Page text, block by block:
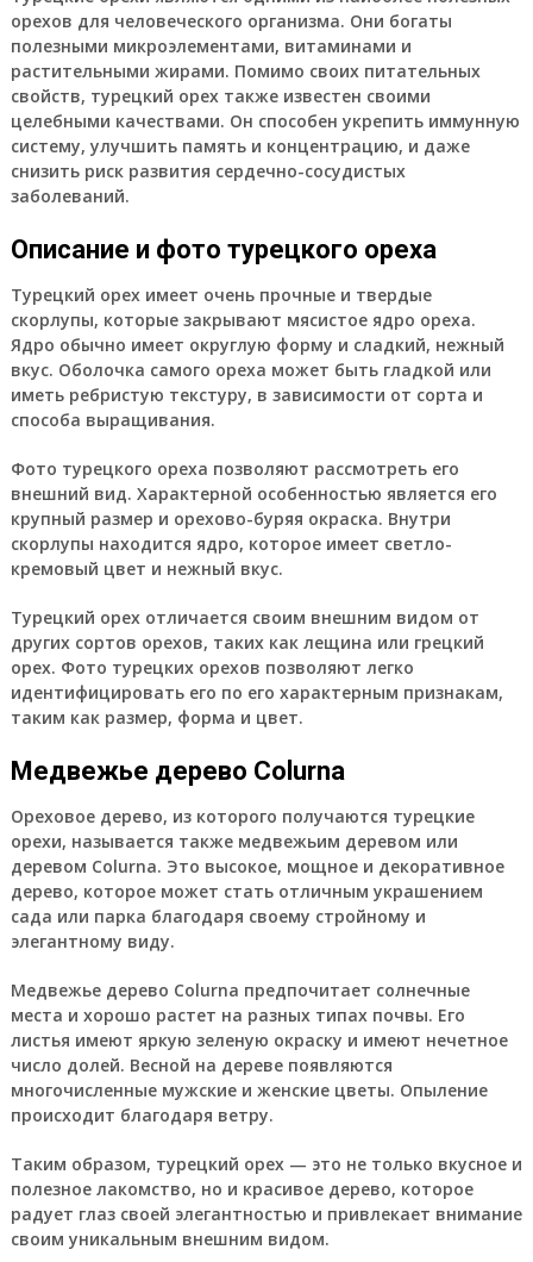
орехов для человеческого организма. Они богаты
полезными микроэлементами, витаминами и
растительными жирами. Помимо своих питательных
свойств, турецкий орех также известен своими
целебными качествами. Он способен укрепить иммунную
систему, улучшить память и концентрацию, и даже
снизить риск развития сердечно-сосудистых
заболеваний.
Описание и фото турецкого ореха
Турецкий орех имеет очень прочные и твердые
скорлупы, которые закрывают мясистое ядро ореха.
Ядро обычно имеет округлую форму и сладкий, нежный
вкус. Оболочка самого ореха может быть гладкой или
иметь ребристую текстуру, в зависимости от сорта и
способа выращивания.
Фото турецкого ореха позволяют рассмотреть его
внешний вид. Характерной особенностью является его
крупный размер и орехово-буряя окраска. Внутри
скорлупы находится ядро, которое имеет светло-
кремовый цвет и нежный вкус.
Турецкий орех отличается своим внешним видом от
других сортов орехов, таких как лещина или грецкий
орех. Фото турецких орехов позволяют легко
идентифицировать его по его характерным признакам,
таким как размер, форма и цвет.
Медвежье дерево Colurna
Ореховое дерево, из которого получаются турецкие
орехи, называется также медвежьим деревом или
деревом Colurna. Это высокое, мощное и декоративное
дерево, которое может стать отличным украшением
сада или парка благодаря своему стройному и
элегантному виду.
Медвежье дерево Colurna предпочитает солнечные
места и хорошо растет на разных типах почвы. Его
листья имеют яркую зеленую окраску и имеют нечетное
число долей. Весной на дереве появляются
многочисленные мужские и женские цветы. Опыление
происходит благодаря ветру.
Таким образом, турецкий орех — это не только вкусное и
полезное лакомство, но и красивое дерево, которое
радует глаз своей элегантностью и привлекает внимание
своим уникальным внешним видом.